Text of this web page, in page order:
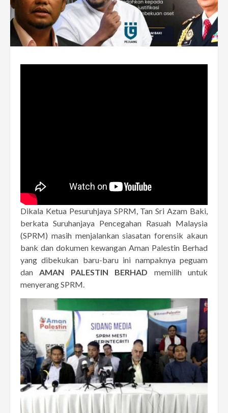
Dikala Ketua Pesuruhjaya SPRM, Tan Sri Azam Baki,
berkata Suruhanjaya Pencegahan Rasuah Malaysia
(SPRM) masih menjalankan siasatan forensik akaun
bank dan dokumen kewangan Aman Palestin Berhad
yang dibekukan baru-baru ini nampaknya peguam
dan AMAN PALESTIN BERHAD memilih untuk
menyerang SPRM.